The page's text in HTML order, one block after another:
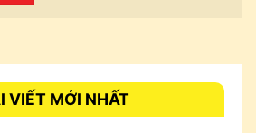
VIẾT MỚI NHẤT